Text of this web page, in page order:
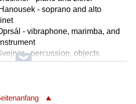
- soprano and alto
- vibraphone, marimba, and
- percussion, objects
Bruckner, Hanousek, Oprsál,